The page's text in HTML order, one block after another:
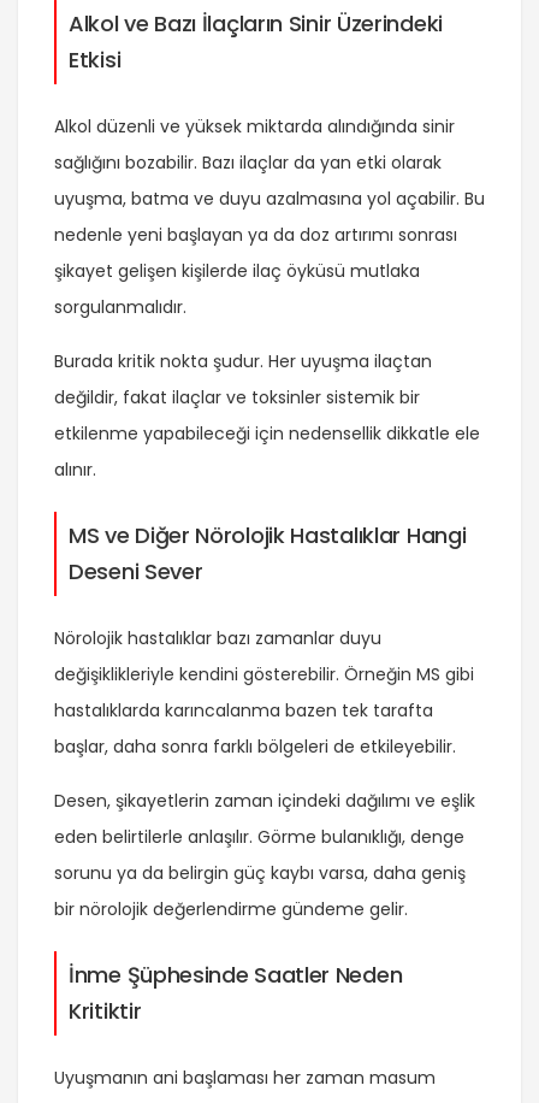
Alkol ve Bazı İlaçların Sinir Üzerindeki
Etkisi
Alkol düzenli ve yüksek miktarda alındığında sinir
sağlığını bozabilir. Bazı ilaçlar da yan etki olarak
uyuşma, batma ve duyu azalmasına yol açabilir. Bu
nedenle yeni başlayan ya da doz artırımı sonrası
şikayet gelişen kişilerde ilaç öyküsü mutlaka
sorgulanmalıdır.
Burada kritik nokta şudur. Her uyuşma ilaçtan
değildir, fakat ilaçlar ve toksinler sistemik bir
etkilenme yapabileceği için nedensellik dikkatle ele
alınır.
MS ve Diğer Nörolojik Hastalıklar Hangi
Deseni Sever
Nörolojik hastalıklar bazı zamanlar duyu
değişiklikleriyle kendini gösterebilir. Örneğin MS gibi
hastalıklarda karıncalanma bazen tek tarafta
başlar, daha sonra farklı bölgeleri de etkileyebilir.
Desen, şikayetlerin zaman içindeki dağılımı ve eşlik
eden belirtilerle anlaşılır. Görme bulanıklığı, denge
sorunu ya da belirgin güç kaybı varsa, daha geniş
bir nörolojik değerlendirme gündeme gelir.
İnme Şüphesinde Saatler Neden
Kritiktir
Uyuşmanın ani başlaması her zaman masum